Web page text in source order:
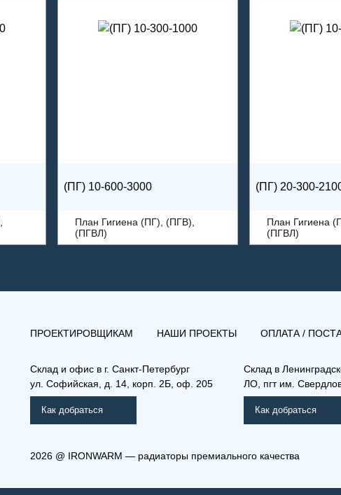
(ПГ) 10-600-3000
План Гигиена (ПГ), (ПГВ),
(ПГВЛ)
(ПГ) 20-300-
План Гигиена
(ПГВЛ)
(ПГВ) 10-300-700 (ПГ) 10-600-700
ПРОЕКТИРОВЩИКАМ НАШИ ПРОЕКТЫ ОПЛАТА /
Склад и офис в г. Санкт-Петербург
ул. Софийская, д. 14, корп. 2Б, оф. 205
Как добраться
Склад в
ЛО, пгт им.
Как добраться
2026 @ IRONWARM — радиаторы премиального качества